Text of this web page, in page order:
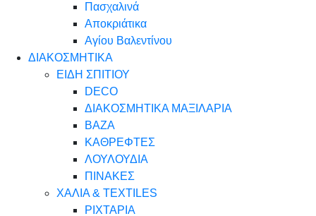
Πασχαλινά
Αποκριάτικα
Αγίου Βαλεντίνου
ΔΙΑΚΟΣΜΗΤΙΚΑ
ΕΙΔΗ ΣΠΙΤΙΟΥ
DECO
ΔΙΑΚΟΣΜΗΤΙΚΑ ΜΑΞΙΛΑΡΙΑ
ΒΑΖΑ
ΚΑΘΡΕΦΤΕΣ
ΛΟΥΛΟΥΔΙΑ
ΠΙΝΑΚΕΣ
ΧΑΛΙΑ & TEXTILES
ΡΙΧΤΑΡΙΑ